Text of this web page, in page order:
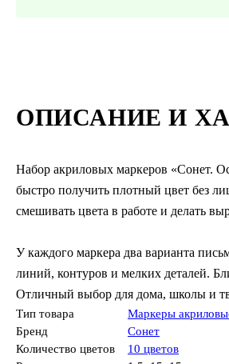
ОПИСАНИЕ И
Набор акриловых маркеров «Сонет.
быстро получить плотный цвет без
смешивать цвета в работе и делать
У каждого маркера два варианта
линий, контуров и мелких деталей.
Отличный выбор для дома, школы и
Тип товара
Маркеры
Бренд
Сонет
Количество цветов
10 цветов